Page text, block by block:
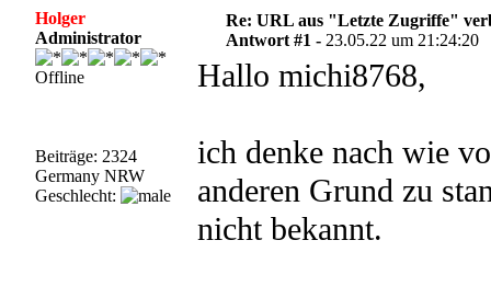
Holger
Administrator
Offline
Beiträge: 2324
Germany NRW
Geschlecht:
Re: URL aus "Letzte Zugriffe"
Antwort #1 - 23.05.22 um 21:24:20
Hallo michi8768,
ich denke nach wie
anderen Grund zu
nicht bekannt.